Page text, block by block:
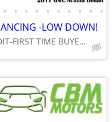
• • • • • • • • • •
-LOW DOWN!
BAD CREDIT-NO CREDIT-FIRST TIME BUYER-NO PROBLEM! 👌